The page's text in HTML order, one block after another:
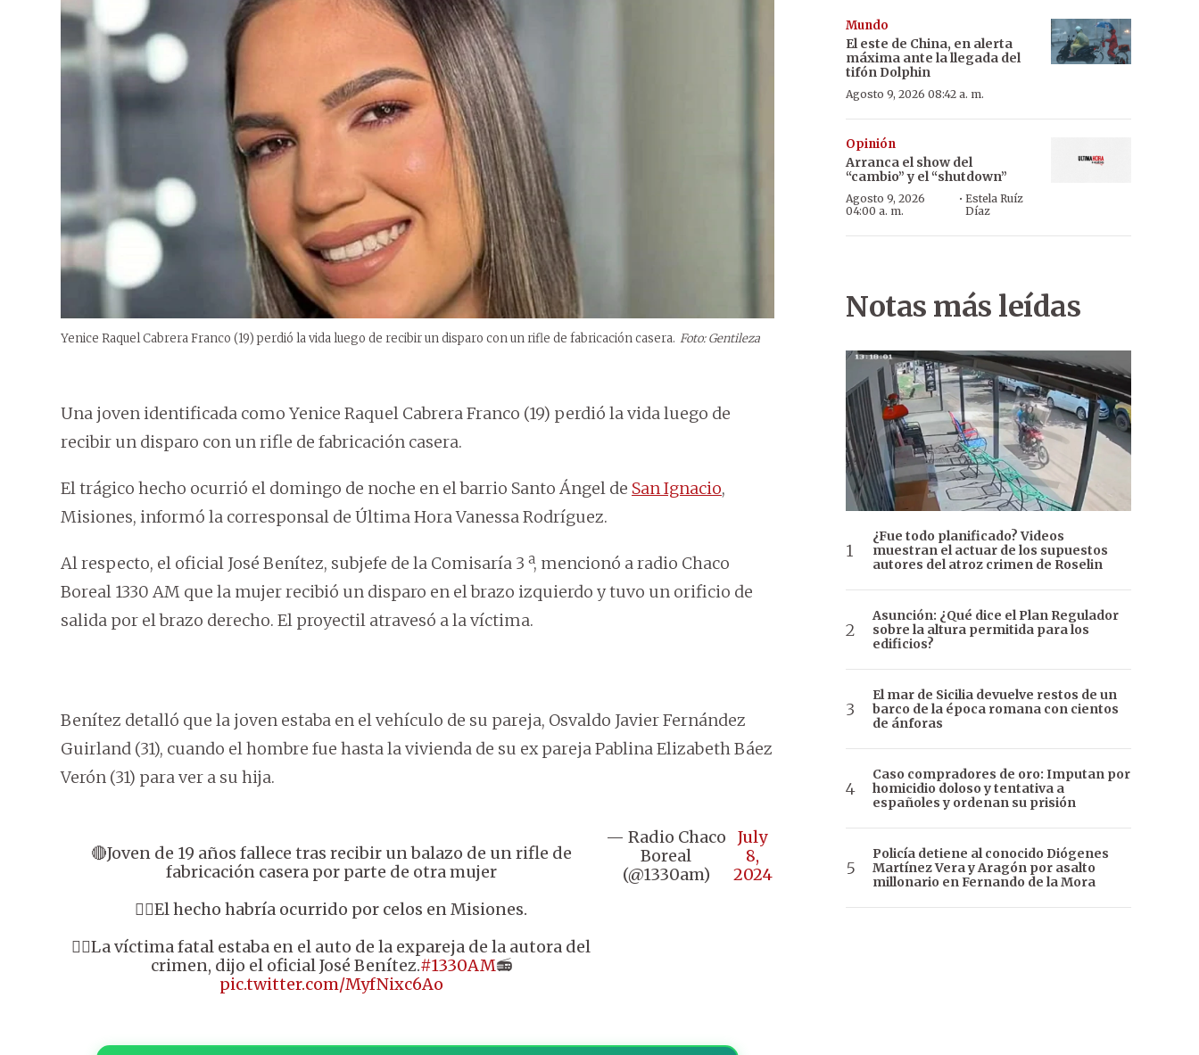
Yenice Raquel Cabrera Franco (19) perdió la vida luego de recibir un disparo con un rifle de fabricación casera. Foto: Gentileza
Una joven identificada como Yenice Raquel Cabrera Franco (19) perdió la vida luego de
recibir un disparo con un rifle de fabricación casera.
El trágico hecho ocurrió el domingo de noche en el barrio Santo Ángel de San Ignacio,
Misiones, informó la corresponsal de Última Hora Vanessa Rodríguez.
Al respecto, el oficial José Benítez, subjefe de la Comisaría 3 ª, mencionó a radio Chaco
Boreal 1330 AM que la mujer recibió un disparo en el brazo izquierdo y tuvo un orificio de
salida por el brazo derecho. El proyectil atravesó a la víctima.
Benítez detalló que la joven estaba en el vehículo de su pareja, Osvaldo Javier Fernández
Guirland (31), cuando el hombre fue hasta la vivienda de su ex pareja Pablina Elizabeth Báez
Verón (31) para ver a su hija.
🔴Joven de 19 años fallece tras recibir un balazo de un rifle de
fabricación casera por parte de otra mujer
👉🏼El hecho habría ocurrido por celos en Misiones.
👉🏼La víctima fatal estaba en el auto de la expareja de la autora del
crimen, dijo el oficial José Benítez.#1330AM📻
pic.twitter.com/MyfNixc6Ao
— Radio Chaco
Boreal
(@1330am)
July
8,
2024
Mundo
El este de China, en alerta
máxima ante la llegada del
tifón Dolphin
Agosto 9, 2026 08:42 a. m.
Opinión
Arranca el show del
“cambio” y el “shutdown”
Agosto 9, 2026
04:00 a. m.
·Estela Ruíz
Díaz
Notas más leídas
¿Fue todo planificado? Videos
muestran el actuar de los supuestos
autores del atroz crimen de Roselin
Asunción: ¿Qué dice el Plan Regulador
sobre la altura permitida para los
edificios?
El mar de Sicilia devuelve restos de un
barco de la época romana con cientos
de ánforas
Caso compradores de oro: Imputan por
homicidio doloso y tentativa a
españoles y ordenan su prisión
Policía detiene al conocido Diógenes
Martínez Vera y Aragón por asalto
millonario en Fernando de la Mora